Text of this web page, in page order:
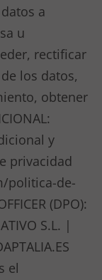
a
u
rectificar
los datos,
obtener
y
privacidad
politica-de-
(DPO):
S.L. |
el